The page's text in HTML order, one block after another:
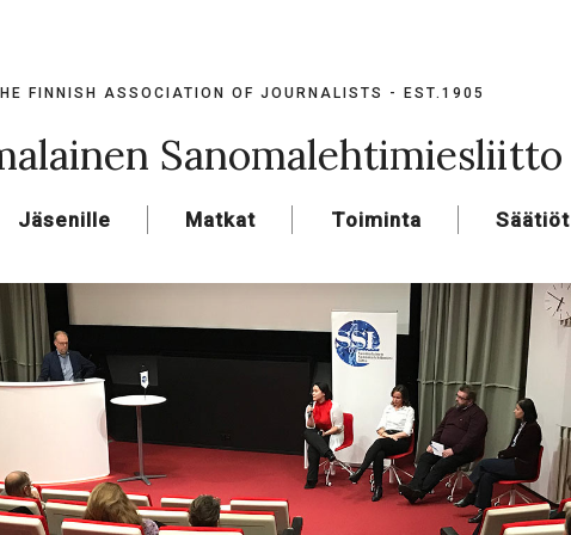
FINNISH ASSOCIATION OF JOURNALISTS - EST.1905
Sanomalehtimiesliitto
Jäsenille Matkat Toiminta Säätiöt